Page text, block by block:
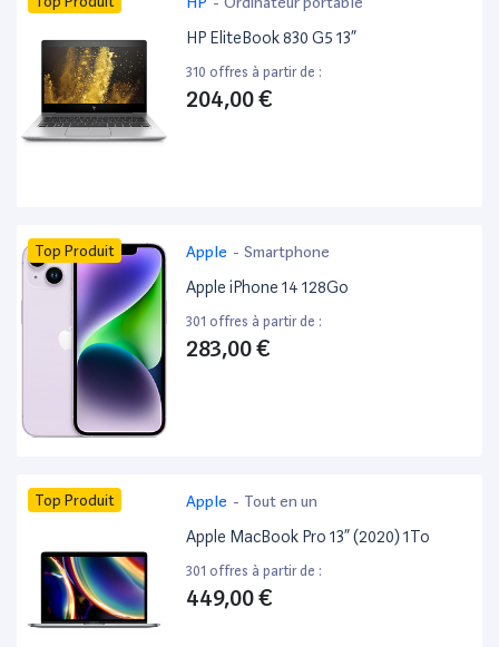
HP EliteBook 830 G5 13”
310 offres à partir de :
204,00 €
Top Produit Apple - Smartphone
Apple iPhone 14 128Go
301 offres à partir de :
283,00 €
Top Produit Apple - Tout en un
Apple MacBook Pro 13” (2020) 1To
301 offres à partir de :
449,00 €